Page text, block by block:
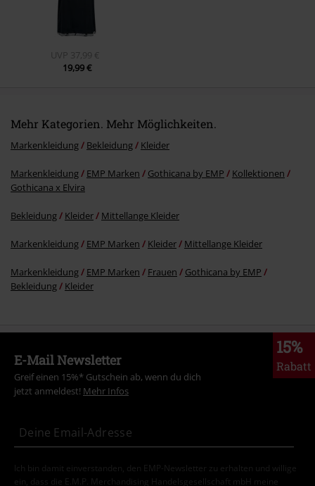
UVP 37,99 €
19,99 €
Mehr Kategorien. Mehr Möglichkeiten.
Markenkleidung Bekleidung Kleider
Markenkleidung EMP Marken Gothicana by EMP
Kollektionen
Gothicana x Elvira
Bekleidung Kleider Mittellange Kleider
Markenkleidung EMP Marken Kleider Mittellange Kleider
Markenkleidung EMP Marken Frauen
Gothicana by EMP
Bekleidung
Kleider
15%
Rabatt
E-Mail Newsletter
Greif einen 15%* Gutschein ab, wenn du dich
jetzt anmeldest! Mehr Infos
Ich bin damit einverstanden, den EMP-Newsletter zu erhalten und willige
ein, dass die E.M.P. Merchandising Handelsgesellschaft mbH meine